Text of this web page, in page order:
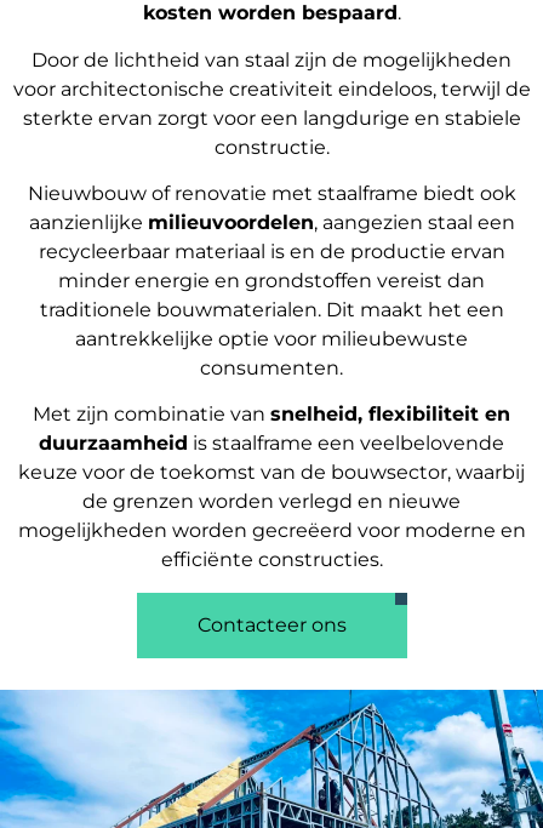
kosten worden bespaard.
Door de lichtheid van staal zijn de mogelijkheden
voor architectonische creativiteit eindeloos, terwijl de
sterkte ervan zorgt voor een langdurige en stabiele
constructie.
Nieuwbouw of renovatie met staalframe biedt ook
aanzienlijke milieuvoordelen, aangezien staal een
recycleerbaar materiaal is en de productie ervan
minder energie en grondstoffen vereist dan
traditionele bouwmaterialen. Dit maakt het een
aantrekkelijke optie voor milieubewuste
consumenten.
Met zijn combinatie van snelheid, flexibiliteit en
duurzaamheid is staalframe een veelbelovende
keuze voor de toekomst van de bouwsector, waarbij
de grenzen worden verlegd en nieuwe
mogelijkheden worden gecreëerd voor moderne en
efficiënte constructies.
Contacteer ons